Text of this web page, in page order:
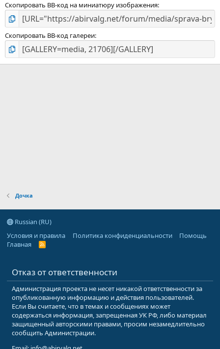
Скопировать BB-код на миниатюру изображения
Скопировать BB-код галереи
Дочка
Russian (RU)
Условия и правила
Политика конфиденциальности
Помощь
Главная
R
Отказ от ответственности
Администрация проекта не несет никакой ответственности за
опубликованную информацию и действия пользователей.
Если Вы считаете, что в темах и сообщениях может
содержаться информация, запрещенная УК РФ, либо материал
защищенный авторскими правами, просим незамедлительно
сообщить Администрации.